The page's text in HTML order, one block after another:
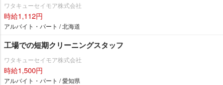
ワタキューセイモア株式会社
時給1,112円
アルバイト・パート / 北海道
工場での短期クリーニングスタッフ
ワタキューセイモア株式会社
時給1,500円
アルバイト・パート / 愛知県